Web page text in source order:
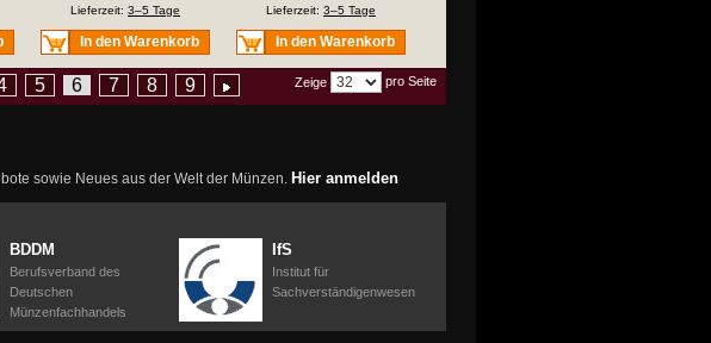
Lieferzeit: 3–5 Tage
In den Warenkorb
Lieferzeit: 3–5 Tage
In den Warenkorb
Zeige pro Seite
5 6 7 8 9
sowie Neues aus der Welt der Münzen. Hier anmelden
BDDM
Berufsverband des
Deutschen
Münzenfachhandels
IfS
Institut für
Sachverständigenwesen